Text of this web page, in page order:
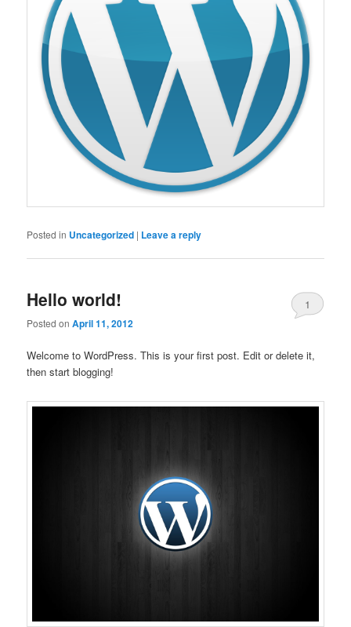
Posted in Uncategorized | Leave a reply
Hello world!
Posted onApril 11, 2012
1
Welcome to WordPress. This is your first post. Edit or delete it,
then start blogging!